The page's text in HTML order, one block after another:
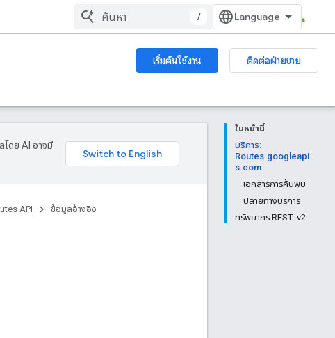
/
เริ่มต้นใช้งาน
ติดต่อฝ่ายขาย
ในหน้านี้
บริการ:
Routes.googleapi
s.com
เอกสารการค้นพบ
ปลายทางบริการ
ทรัพยากร REST: v2
โดย AI อาจมี
API ข้อมูลอ้างอิง